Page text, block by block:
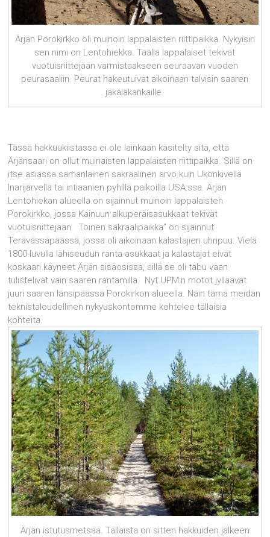
Ärjän Porokirkko oli muinoin lappalaisten riittipaikka. Nykyisin
sen nimi on Lentohiekka. Täällä lappalaiset tekivät
vuotuisriittejään varmistaakseen seuraavan vuoden
peurasaaliin. Peurat hakeutuivat aikoinaan talvisin saaren
jäkäläkankaille.
Tässä hakkuukiistassa ei ole lainkaan käsitelty sitä, että
Ärjänsaari on ollut muinaisten lappalaisten riittipaikka. Sillä on
itse asiassa samanlainen sakraalinen arvo kuin Ukonkivellä
Inarijärvellä tai intiaanien pyhillä paikoilla USA:ssa. Ärjän
Lentohiekan alueella on sijainnut muinoin lappalaisten
Porokirkko, jossa Kainuun alkuperäisasukkaat tekivät
vuotuisriittejään. Toinen sakraalipaikka” on sijainnut
Terävässäpäässä, jossa oli aikoinaan kalastajien uhripuu. Vielä
1800-luvulla lähiseudun ranta-asukkaat ja kalastajat eivät
koskaan käyneet Ärjän sisäosissa, sillä se oli tabu vaan
tulistelivat vain saaren rantamilla. Nyt UPM:n motot jylläävät
juuri saaren länsipäässä Porokirkon alueella. Näin tämä meidän
teknistaloudellinen nykyuskontomme kohtelee tällaisia
kohteita.
Ärjän istutusmetsää. Tällaista on sitten hakkuiden jälkeen